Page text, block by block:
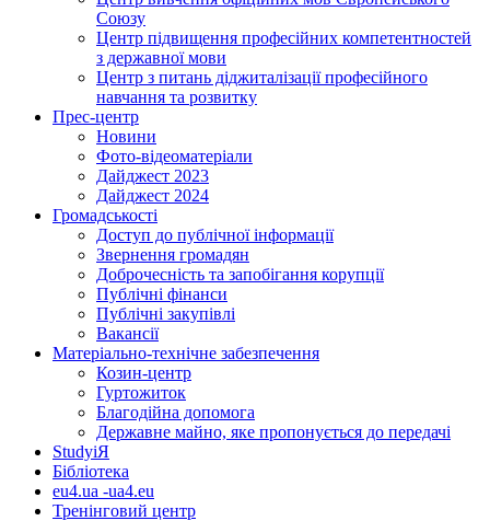
Союзу
Центр підвищення професійних компетентностей
з державної мови
Центр з питань діджиталізації професійного
навчання та розвитку
Прес-центр
Новини
Фото-відеоматеріали
Дайджест 2023
Дайджест 2024
Громадськості
Доступ до публічної інформації
Звернення громадян
Доброчесність та запобігання корупції
Публічні фінанси
Публічні закупівлі
Вакансії
Матеріально-технічне забезпечення
Козин-центр
Гуртожиток
Благодійна допомога
Державне майно, яке пропонується до передачі
StudyіЯ
Бібліотека
eu4.ua -ua4.eu
Тренінговий центр